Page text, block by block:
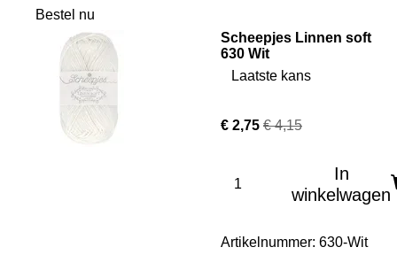
Bestel nu
Scheepjes Linnen soft
630 Wit
Laatste kans
€ 2,75 € 4,15
In
winkelwagen
Artikelnummer: 630-Wit